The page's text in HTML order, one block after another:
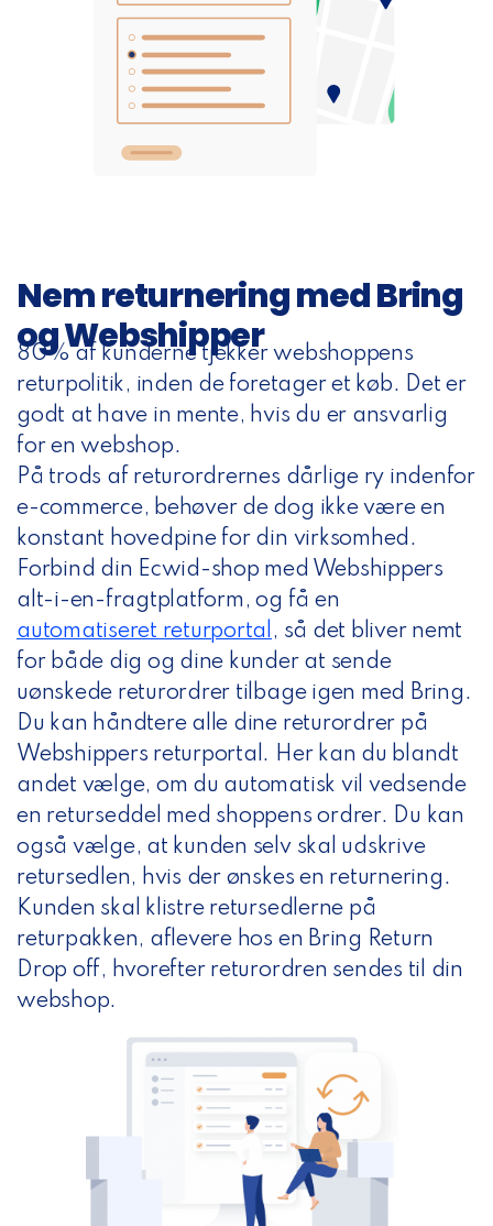
Nem returnering med Bring
og Webshipper
80% af kunderne tjekker webshoppens
returpolitik, inden de foretager et køb. Det er
godt at have in mente, hvis du er ansvarlig
for en webshop.
På trods af returordrernes dårlige ry indenfor
e-commerce, behøver de dog ikke være en
konstant hovedpine for din virksomhed.
Forbind din Ecwid-shop med Webshippers
alt-i-en-fragtplatform, og få en
automatiseret returportal, så det bliver nemt
for både dig og dine kunder at sende
uønskede returordrer tilbage igen med Bring.
Du kan håndtere alle dine returordrer på
Webshippers returportal. Her kan du blandt
andet vælge, om du automatisk vil vedsende
en returseddel med shoppens ordrer. Du kan
også vælge, at kunden selv skal udskrive
retursedlen, hvis der ønskes en returnering.
Kunden skal klistre retursedlerne på
returpakken, aflevere hos en Bring Return
Drop off, hvorefter returordren sendes til din
webshop.